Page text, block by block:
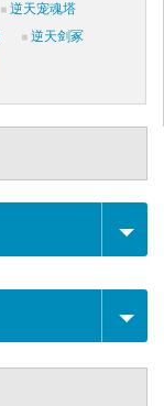
逆天宠魂塔
逆天剑冢